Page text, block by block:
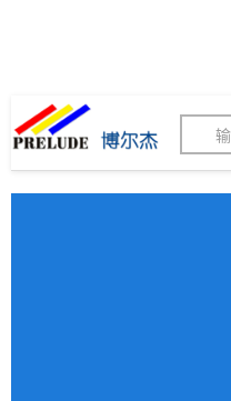
博尔杰